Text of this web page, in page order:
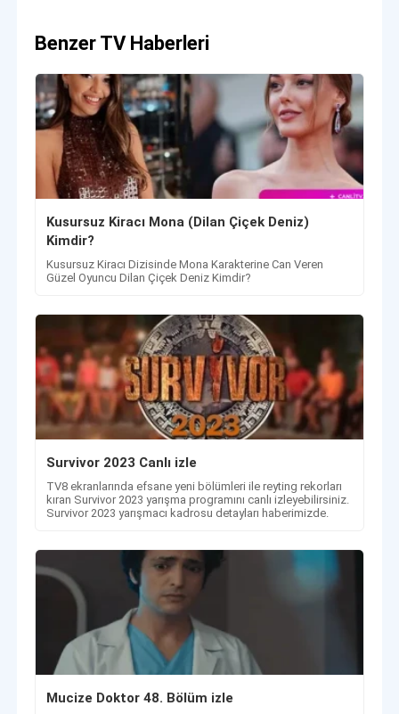
Benzer TV Haberleri
Kusursuz Kiracı Mona (Dilan Çiçek Deniz)
Kimdir?
Kusursuz Kiracı Dizisinde Mona Karakterine Can Veren
Güzel Oyuncu Dilan Çiçek Deniz Kimdir?
Survivor 2023 Canlı izle
TV8 ekranlarında efsane yeni bölümleri ile reyting rekorları
kıran Survivor 2023 yarışma programını canlı izleyebilirsiniz.
Survivor 2023 yarışmacı kadrosu detayları haberimizde.
Mucize Doktor 48. Bölüm izle